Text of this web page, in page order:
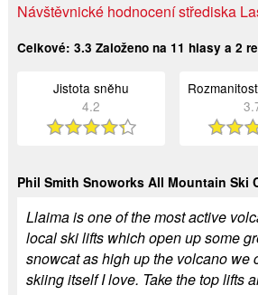
Návštěvnické hodnocení střediska
Celkové: 3.3 Založeno na 11 hlasy a 2
Jistota sněhu
4.2
Phil Smith Snoworks All Mountain Ski
Llaima is one of the most active
local ski lifts which open up some
snowcat as high up the volcano we
skiing itself I love. Take the top lifts